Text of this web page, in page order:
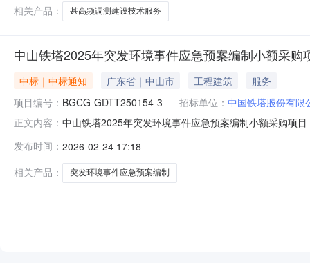
相关产品：
甚高频调测建设技术服务
中山铁塔2025年突发环境事件应急预案编制小额采购
中标｜中标通知 广东省｜中山市 工程建筑
服务
项目编号： BGCG-GDTT250154-3 招标单位： 中国铁塔股份有限
正文内容： 中山铁塔2025年突发环境事件应急预案编制小额采购项
（https://ebid.chinatowercom.cn/）三、公示期：2026
发布时间： 2026-02-24 17:18
相关产品：
突发环境事件应急预案编制